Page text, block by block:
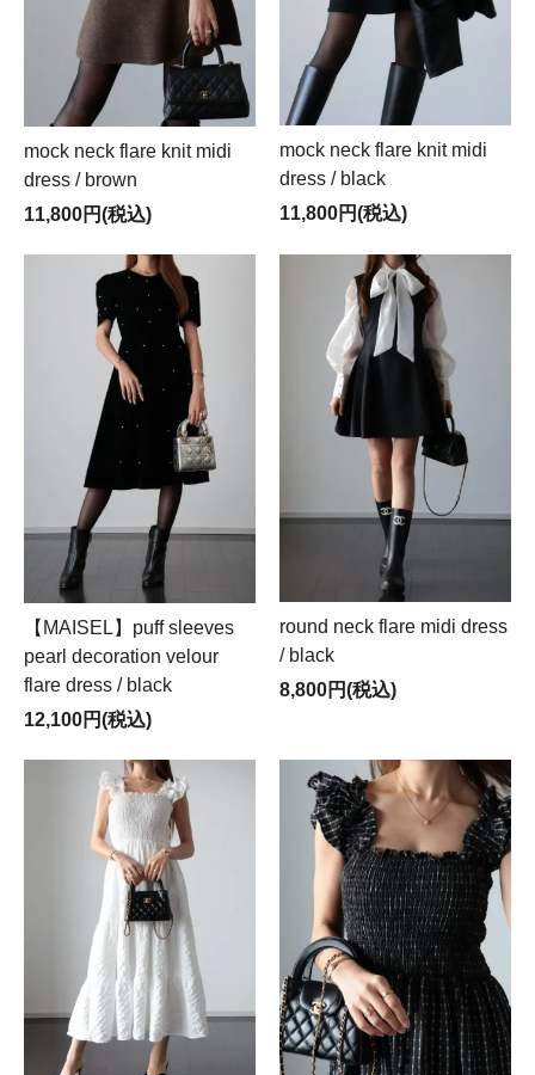
mock neck flare knit midi
dress / brown
11,800円(税込)
mock neck flare knit midi
dress / black
11,800円(税込)
【MAISEL】puff sleeves
pearl decoration velour
flare dress / black
12,100円(税込)
round neck flare midi dress
/ black
8,800円(税込)